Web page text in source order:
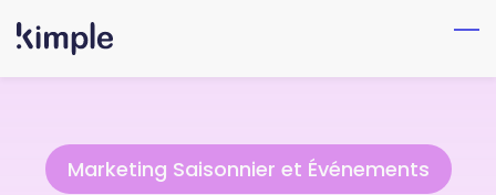
Skip
to
main
Marketing Saisonnier et Événements